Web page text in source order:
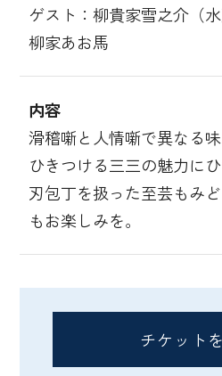
ゲスト：柳貴家雪之介（水
柳家あお馬
内容
滑稽噺と人情噺で異なる
ひきつける三三の魅力に
刃包丁を扱った至芸もみ
もお楽しみを。
チケット